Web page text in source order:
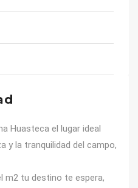
Huasteca el lugar ideal
y la tranquilidad del campo,
m2 tu destino te espera,